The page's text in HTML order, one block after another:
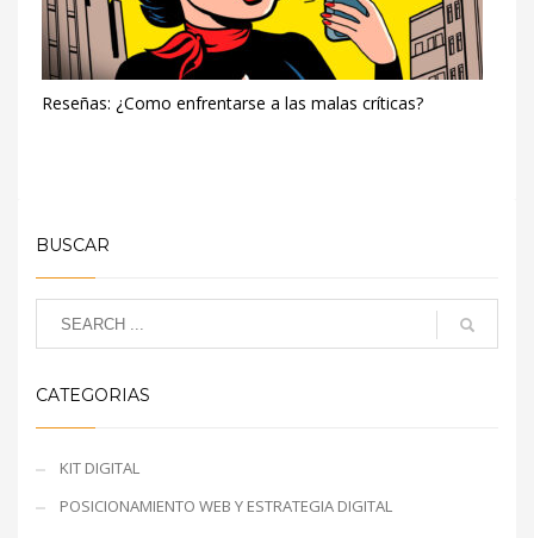
Reseñas: ¿Como enfrentarse a las malas críticas?
BUSCAR
CATEGORIAS
KIT DIGITAL
POSICIONAMIENTO WEB Y ESTRATEGIA DIGITAL